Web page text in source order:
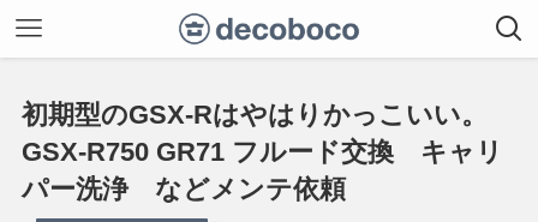
初期型のGSX-Rはやはりかっこいい。
GSX-R750 GR71 フルード交換 キャリ
パー洗浄 などメンテ依頼